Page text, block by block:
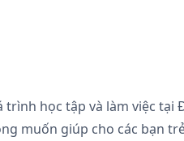
trình học tập và làm việc
giúp cho các bạn